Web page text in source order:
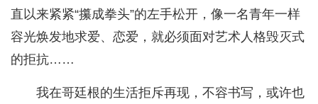
直以来紧紧“攥成拳头”的左手松开，像一名青年一样
容光焕发地求爱、恋爱，就必须面对艺术人格毁灭式
的拒抗……
我在哥廷根的生活拒斥再现，不容书写，或许也